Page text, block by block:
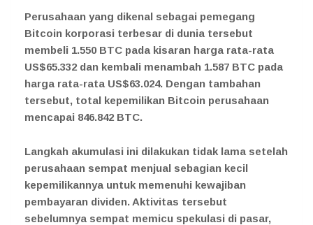
Perusahaan yang dikenal sebagai pemegang
Bitcoin korporasi terbesar di dunia tersebut
membeli 1.550 BTC pada kisaran harga rata-rata
US$65.332 dan kembali menambah 1.587 BTC pada
harga rata-rata US$63.024. Dengan tambahan
tersebut, total kepemilikan Bitcoin perusahaan
mencapai 846.842 BTC.
Langkah akumulasi ini dilakukan tidak lama setelah
perusahaan sempat menjual sebagian kecil
kepemilikannya untuk memenuhi kewajiban
pembayaran dividen. Aktivitas tersebut
sebelumnya sempat memicu spekulasi di pasar,